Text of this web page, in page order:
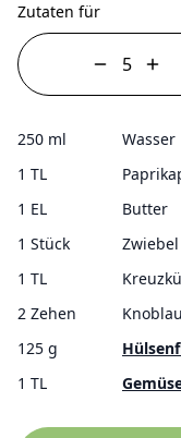
Zutaten für
250 ml
Wasser
1 TL
1 EL
Butter
1 Stück
Zwiebel
1 TL
2 Zehen
125 g
1 TL